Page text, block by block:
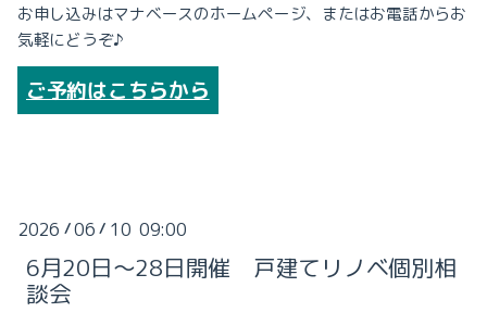
お申し込みはマナベースのホームページ、 またはお電話からお
気軽にどうぞ♪
ご予約はこちらから
2026 /06 / 10 09:00
6月20日～28日開催 戸建てリノベ個別相
談会